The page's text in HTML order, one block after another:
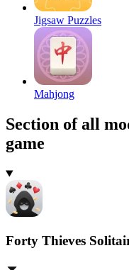
Jigsaw Puzzles
Mahjong
Section of all
game
Forty Thieves